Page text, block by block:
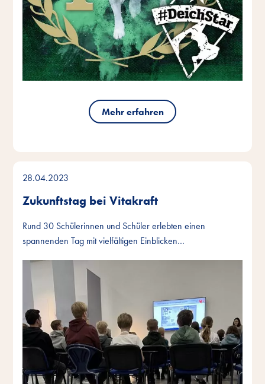
Mehr erfahren
28.04.2023
Zukunftstag bei Vitakraft
Rund 30 Schülerinnen und Schüler erlebten einen
spannenden Tag mit vielfältigen Einblicken…